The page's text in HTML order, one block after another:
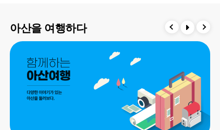
아산을 여행하다